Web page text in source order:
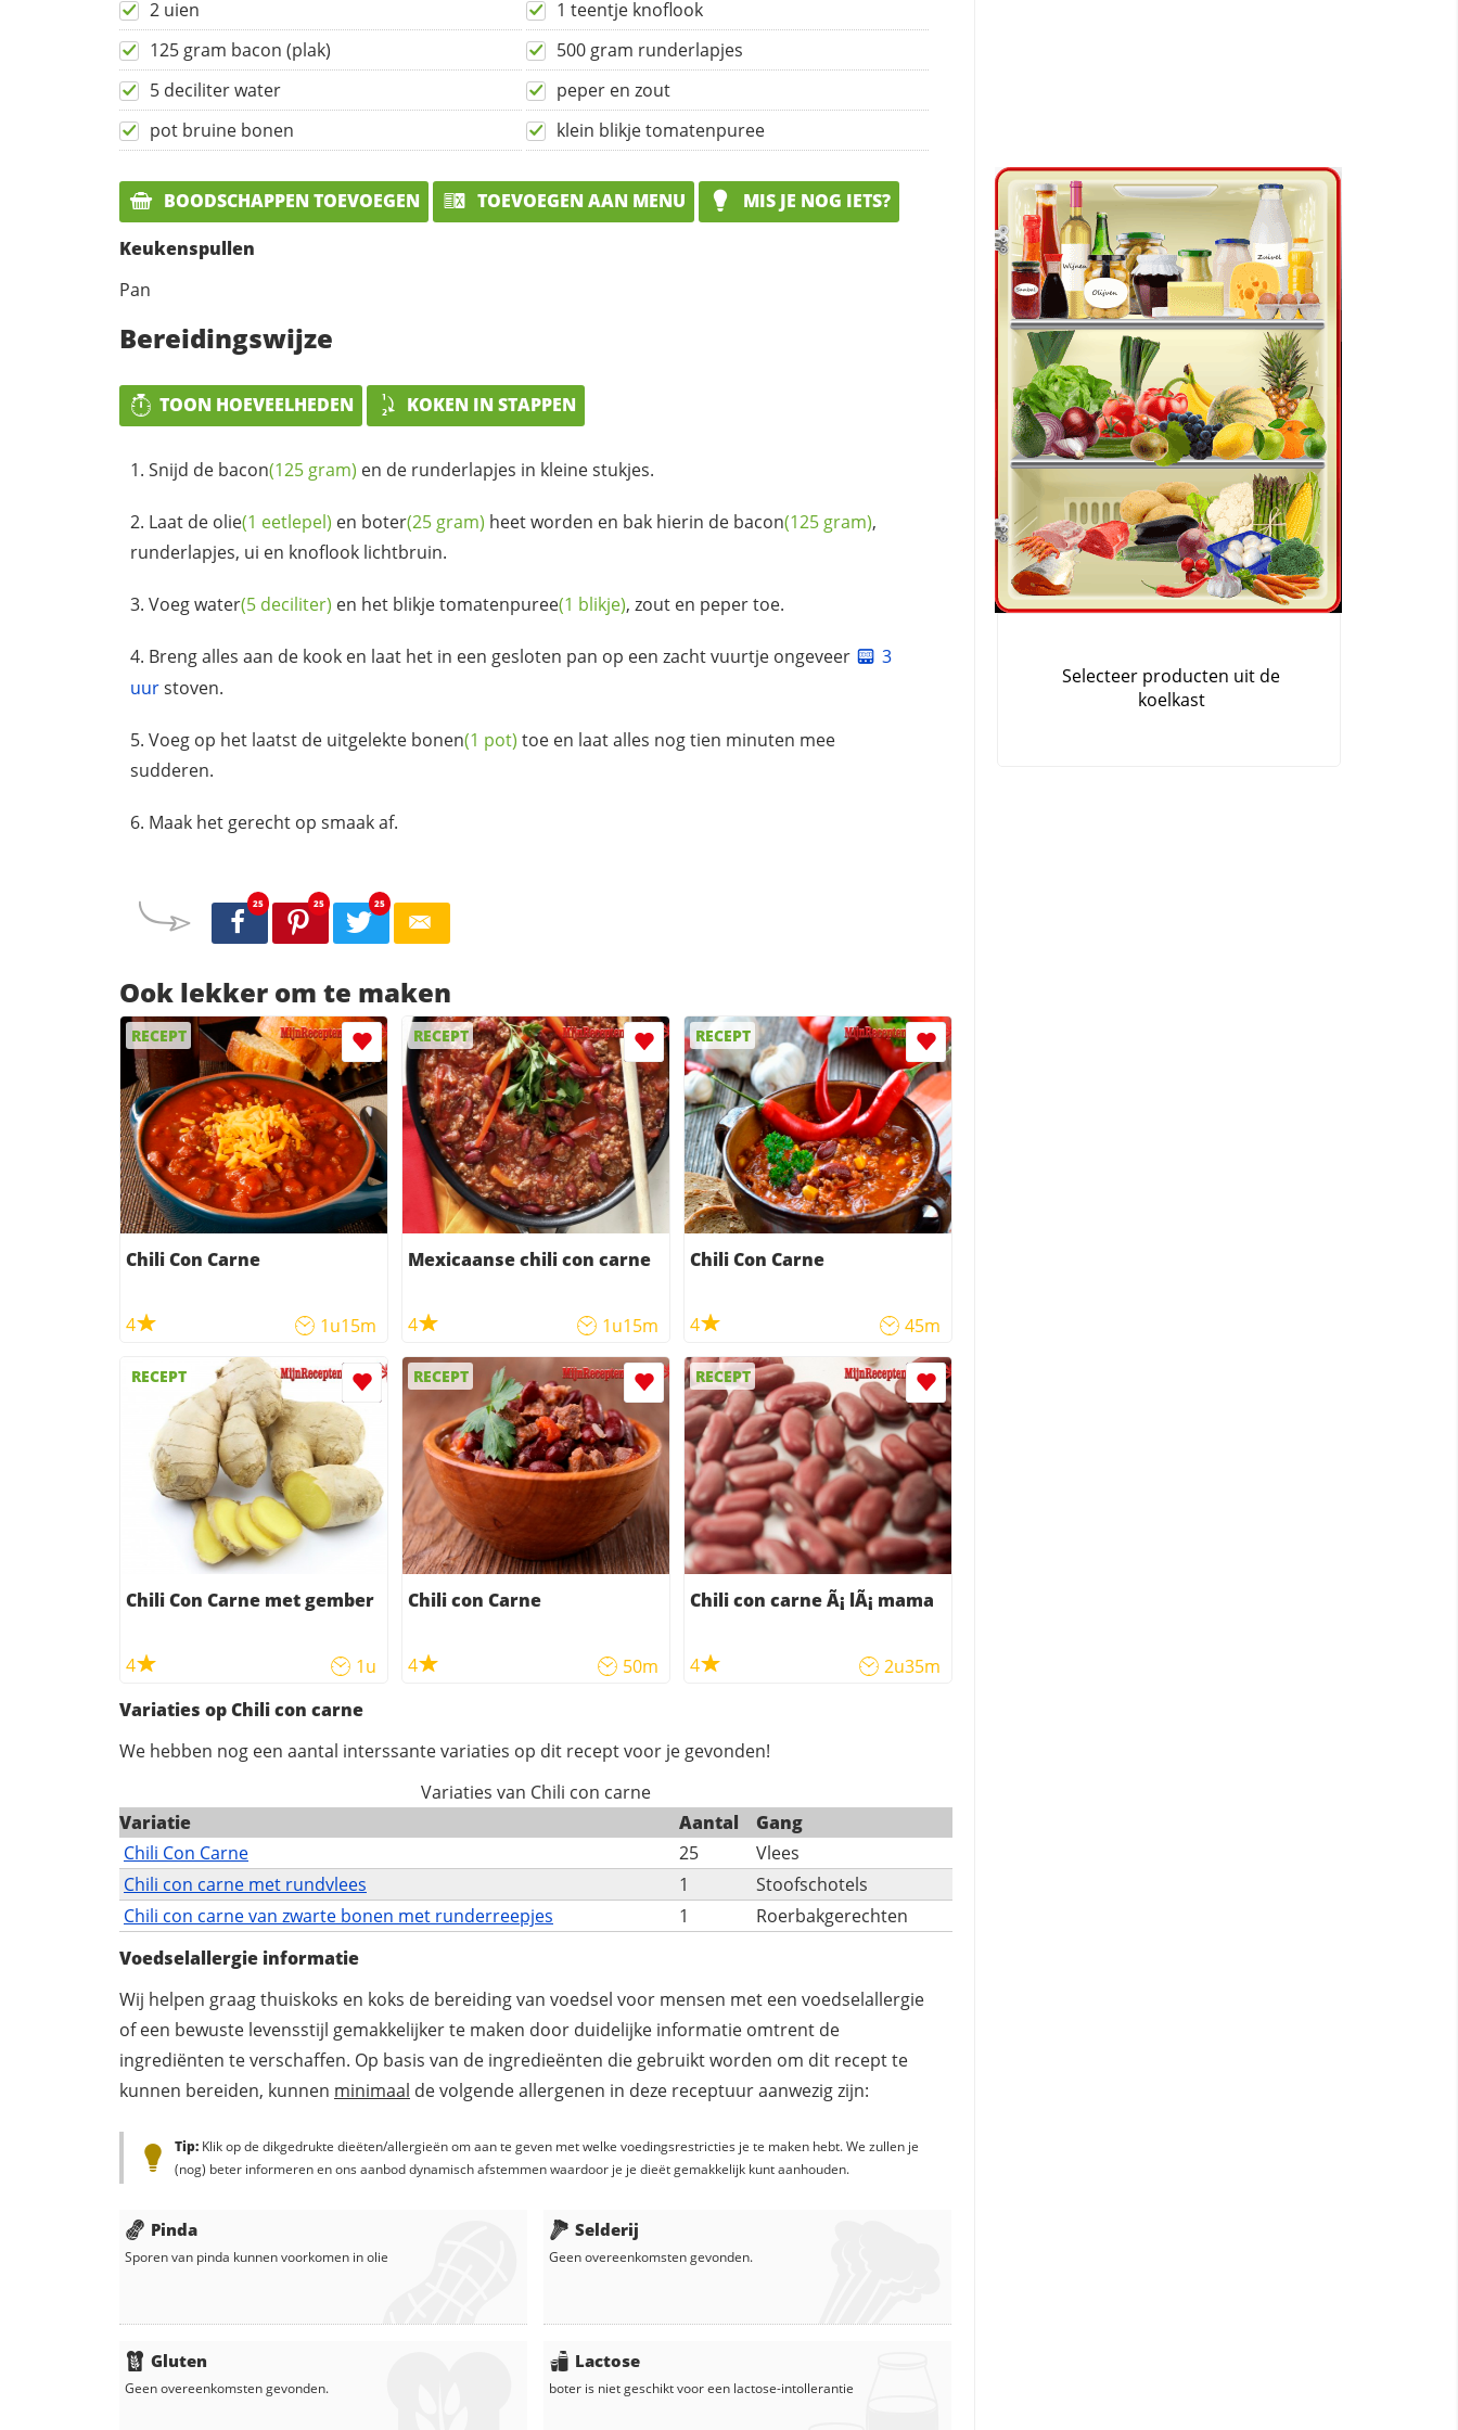
2 uien
1 teentje knoflook
125 gram bacon (plak)
500 gram runderlapjes
5 deciliter water
peper en zout
pot bruine bonen
klein blikje tomatenpuree
BOODSCHAPPEN TOEVOEGEN TOEVOEGEN AAN MENU
MIS JE NOG IETS?
Keukenspullen
Pan
Bereidingswijze
TOON HOEVEELHEDEN KOKEN IN STAPPEN
Snijd de bacon(125 gram) en de runderlapjes in kleine stukjes.
Laat de olie(1 eetlepel) en boter(25 gram) heet worden en bak hierin de bacon(125 gram),
runderlapjes, ui en knoflook lichtbruin.
Voegwater(5 deciliter) en het blikjetomatenpuree(1 blikje), zout en peper toe.
Breng alles aan de kook en laat het in een gesloten pan op een zacht vuurtje ongeveer
3
uurstoven.
Voeg op het laatst de uitgelekte bonen(1 pot) toe en laat alles nog tien minuten mee
sudderen.
Maak het gerecht op smaak af.
25 25 25
Ook lekker om te maken
RECEPT
Chili Con Carne
4 1u15m
RECEPT
Mexicaanse chili con carne
4 1u15m
RECEPT
Chili Con Carne
4 45m
RECEPT
Chili Con Carne met gember
4 1u
RECEPT
Chili con Carne
4 50m
RECEPT
Chili con carne Ã¡ lÃ¡ mama
4
2u35m
Variaties op Chili con carne
We hebben nog een aantal interssante variaties op dit recept voor je gevonden!
Variaties van Chili con carne
Variatie
Aantal
Gang
Chili Con Carne
25
Vlees
Chili con carne met rundvlees
1
Stoofschotels
Chili con carne van zwarte bonen met runderreepjes
1
Roerbakgerechten
Voedselallergie informatie
Wij helpen graag thuiskoks en koks de bereiding van voedsel voor mensen met een voedselallergie
of een bewuste levensstijl gemakkelijker te maken door duidelijke informatie omtrent de
ingrediënten te verschaffen. Op basis van de ingredieënten die gebruikt worden om dit recept te
kunnen bereiden, kunnen minimaal de volgende allergenen in deze receptuur aanwezig zijn:
Tip: Klik op de dikgedrukte dieëten/allergieën om aan te geven met welke voedingsrestricties je te maken hebt. We zullen je
(nog) beter informeren en ons aanbod dynamisch afstemmen waardoor je je dieët gemakkelijk kunt aanhouden.
Pinda
Sporen van pinda kunnen voorkomen inolie
Gluten
Geen overeenkomsten gevonden.
Selderij
Geen overeenkomsten gevonden.
Lactose
boter is niet geschikt voor een lactose-intollerantie